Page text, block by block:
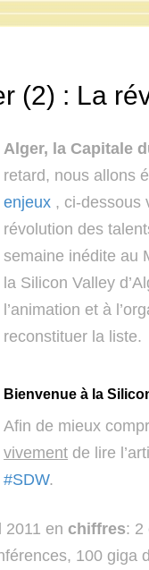
(2) : La
Alger, la Capitale
retard, nous allons
enjeux , ci-dessous
révolution des
semaine inédite au
la Silicon Valley
l’animation et à
reconstituer la liste.
Bienvenue à la
Afin de mieux
vivement de lire
#SDW.
2011 en chiffres: 2
100 giga